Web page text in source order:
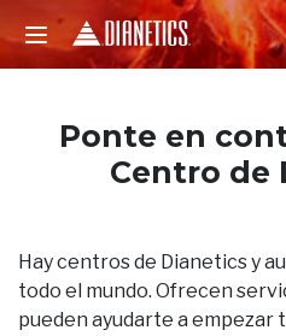
Ponte en
Centro de
Hay centros de Dianetics y
todo el mundo. Ofrecen
pueden ayudarte a empezar